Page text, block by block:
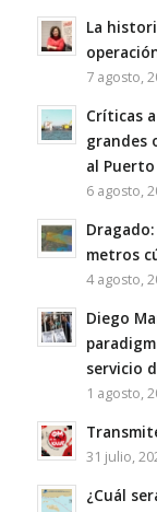
La
7 agosto,
Críticas
grandes
al Puerto
6 agosto,
metros
4 agosto,
Diego
servicio
1 agosto,
31 julio,
¿Cuál